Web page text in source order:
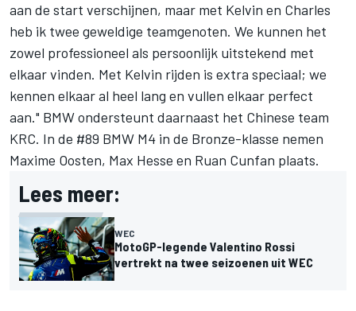
aan de start verschijnen, maar met Kelvin en Charles
heb ik twee geweldige teamgenoten. We kunnen het
zowel professioneel als persoonlijk uitstekend met
elkaar vinden. Met Kelvin rijden is extra speciaal; we
kennen elkaar al heel lang en vullen elkaar perfect
aan." BMW ondersteunt daarnaast het Chinese team
KRC. In de #89 BMW M4 in de Bronze-klasse nemen
Maxime Oosten, Max Hesse en Ruan Cunfan plaats.
Lees meer:
WEC
MotoGP-legende Valentino Rossi
vertrekt na twee seizoenen uit WEC